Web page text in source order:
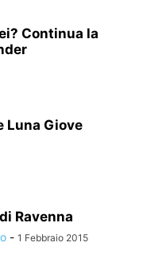
Continua la
Luna Giove
Ravenna
- 1 Febbraio 2015